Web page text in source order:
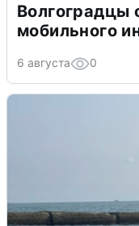
Волгоградцы
мобильного
6 августа 0